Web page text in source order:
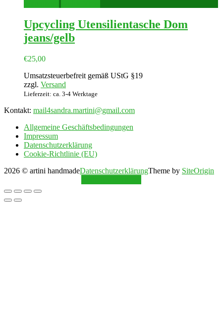
Upcycling Utensilientasche Dom
jeans/gelb
€25,00
Umsatzsteuerbefreit gemäß UStG §19
zzgl. Versand
Lieferzeit: ca. 3-4 Werktage
Kontakt: mail4sandra.martini@gmail.com
Allgemeine Geschäftsbedingungen
Impressum
Datenschutzerklärung
Cookie-Richtlinie (EU)
2026 © artini handmadeDatenschutzerklärungTheme by SiteOrigin